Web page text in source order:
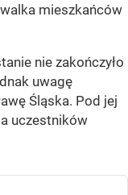
mieszkańców
nie zakończyło
uwagę
Śląska. Pod jej
uczestników